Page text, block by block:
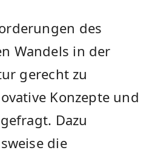
des
Wandels in der
gerecht zu
Konzepte und
Dazu
die